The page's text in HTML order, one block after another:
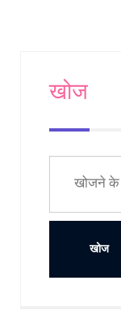
खोज